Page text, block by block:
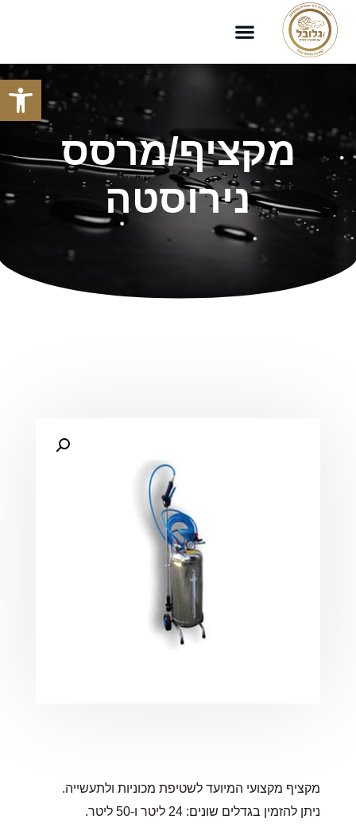
פתח
מקציף/מרסס
נירוסטה
מקציף מקצועי המיועד לשטיפת מכוניות ולתעשייה.
ניתן להזמין בגדלים שונים: 24 ליטר ו-50 ליטר.